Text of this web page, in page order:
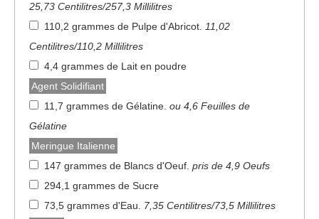
25,73 Centilitres/257,3 Millilitres
110,2 grammes de Pulpe d'Abricot. 11,02
Centilitres/110,2 Millilitres
4,4 grammes de Lait en poudre
Agent Solidifiant
11,7 grammes de Gélatine. ou 4,6 Feuilles de
Gélatine
Meringue Italienne
147 grammes de Blancs d'Oeuf. pris de 4,9 Oeufs
294,1 grammes de Sucre
73,5 grammes d'Eau. 7,35 Centilitres/73,5 Millilitres